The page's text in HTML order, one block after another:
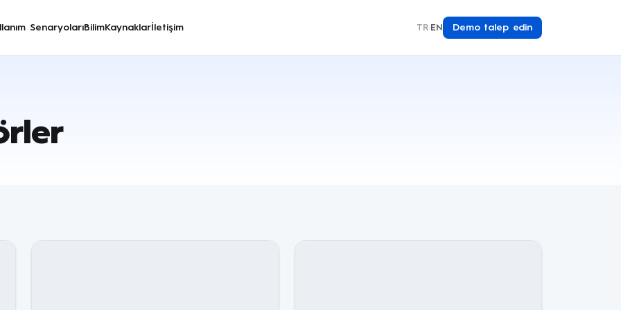
SenaryolarıBilimKaynaklarİletişim TR·EN Demo talep edin